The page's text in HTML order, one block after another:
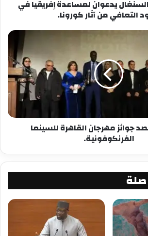
يدعوان لمساعدة إفريقيا في
التعافي من آثار كورونا.
جوائز مهرجان القاهرة للسينما
الفرنكوفونية.